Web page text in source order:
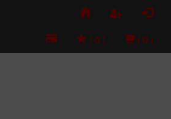
( 0 ) ( 0 )